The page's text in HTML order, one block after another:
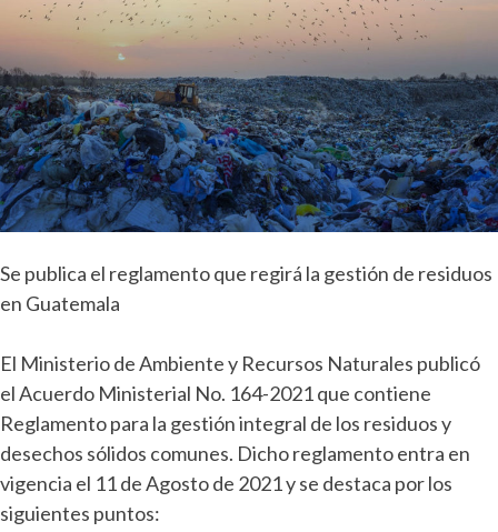
Se publica el reglamento que regirá la gestión de residuos
en Guatemala
El Ministerio de Ambiente y Recursos Naturales publicó
el Acuerdo Ministerial No. 164-2021 que contiene
Reglamento para la gestión integral de los residuos y
desechos sólidos comunes. Dicho reglamento entra en
vigencia el 11 de Agosto de 2021 y se destaca por los
siguientes puntos: